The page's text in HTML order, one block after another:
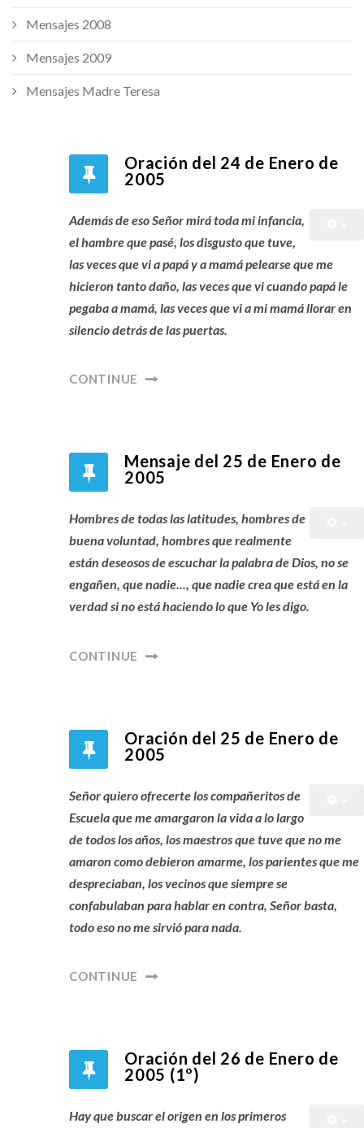
Mensajes 2008
Mensajes 2009
Mensajes Madre Teresa
Oración del 24 de Enero de
2005
Además de eso Señor mirá toda mi infancia,
el hambre que pasé, los disgusto que tuve,
las veces que vi a papá y a mamá pelearse que me
hicieron tanto daño, las veces que vi cuando papá le
pegaba a mamá, las veces que vi a mi mamá llorar en
silencio detrás de las puertas.
CONTINUE
Mensaje del 25 de Enero de
2005
Hombres de todas las latitudes, hombres de
buena voluntad, hombres que realmente
están deseosos de escuchar la palabra de Dios, no se
engañen, que nadie..., que nadie crea que está en la
verdad si no está haciendo lo que Yo les digo.
CONTINUE
Oración del 25 de Enero de
2005
Señor quiero ofrecerte los compañeritos de
Escuela que me amargaron la vida a lo largo
de todos los años, los maestros que tuve que no me
amaron como debieron amarme, los parientes que me
despreciaban, los vecinos que siempre se
confabulaban para hablar en contra, Señor basta,
todo eso no me sirvió para nada.
CONTINUE
Oración del 26 de Enero de
2005 (1º)
Hay que buscar el origen en los primeros